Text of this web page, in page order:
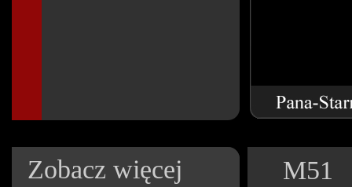
Zobacz więcej M51